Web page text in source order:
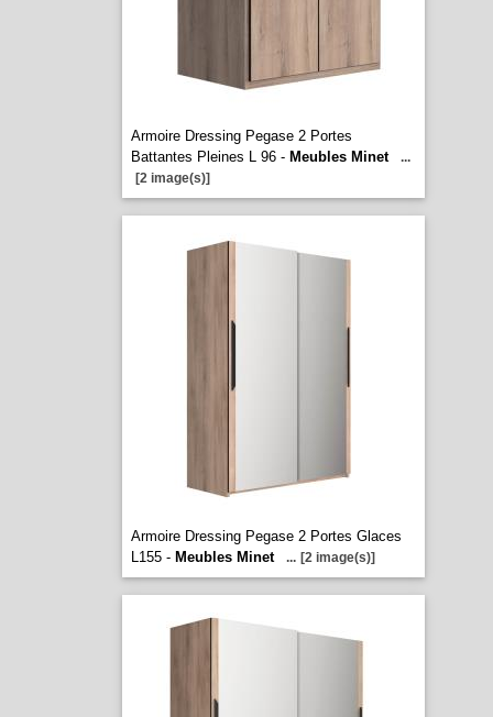
Armoire Dressing Pegase 2 Portes
Battantes Pleines L 96 - Meubles Minet
...
[2 image(s)]
Armoire Dressing Pegase 2 Portes Glaces
L155 - Meubles Minet ... [2 image(s)]